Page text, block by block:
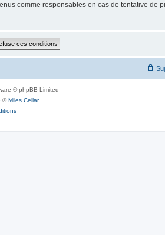
comme responsables en cas de tentative de
© phpBB Limited
©Miles Cellar